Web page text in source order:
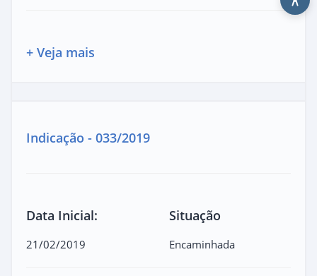
+ Veja mais
Indicação - 033/2019
Data Inicial:
21/02/2019
Situação
Encaminhada